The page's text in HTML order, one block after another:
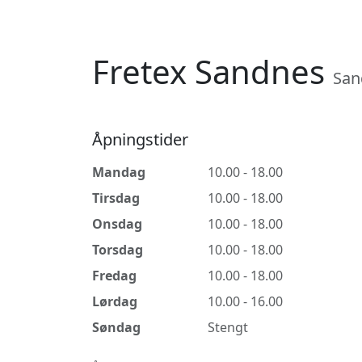
Fretex Sandnes
Åpningstider
Mandag
10.00 - 18.00
Tirsdag
10.00 - 18.00
Onsdag
10.00 - 18.00
Torsdag
10.00 - 18.00
Fredag
10.00 - 18.00
Lørdag
10.00 - 16.00
Søndag
Stengt